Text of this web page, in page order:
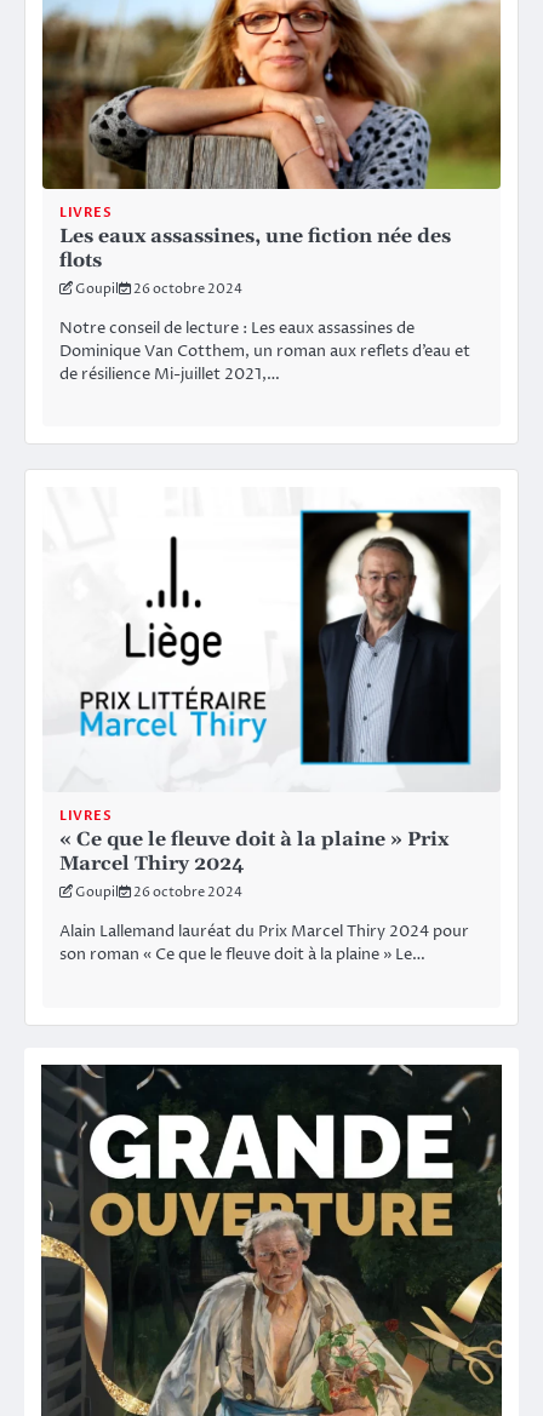
LIVRES
Les eaux assassines, une fiction née des
flots
Goupil 26 octobre 2024
Notre conseil de lecture : Les eaux assassines de
Dominique Van Cotthem, un roman aux reflets d’eau et
de résilience Mi-juillet 2021,…
LIVRES
« Ce que le fleuve doit à la plaine » Prix
Marcel Thiry 2024
Goupil 26 octobre 2024
Alain Lallemand lauréat du Prix Marcel Thiry 2024 pour
son roman « Ce que le fleuve doit à la plaine » Le…